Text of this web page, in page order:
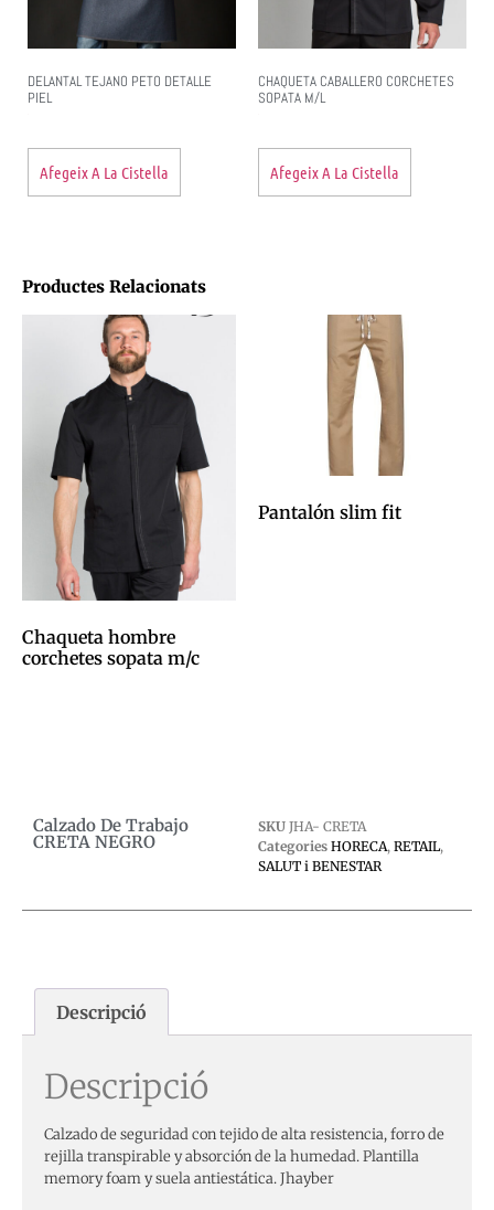
DELANTAL TEJANO PETO DETALLE
PIEL
Afegeix A La Cistella
CHAQUETA CABALLERO CORCHETES
SOPATA M/L
Afegeix A La Cistella
Productes Relacionats
Chaqueta hombre
corchetes sopata m/c
Pantalón slim fit
Calzado De Trabajo
CRETA NEGRO
SKU JHA- CRETA
Categories HORECA, RETAIL,
SALUT i BENESTAR
Descripció
Descripció
Calzado de seguridad con tejido de alta resistencia, forro de
rejilla transpirable y absorción de la humedad. Plantilla
memory foam y suela antiestática. Jhayber